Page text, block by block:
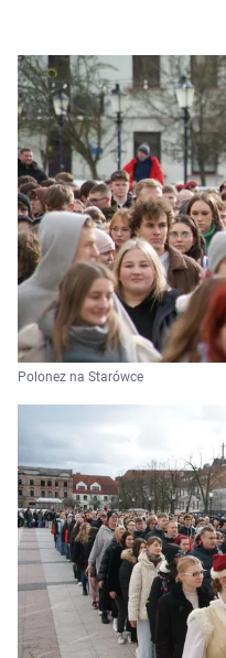
Polonez na Starówce